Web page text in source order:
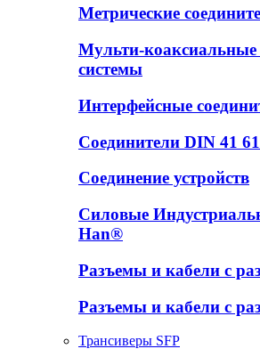
Метрические
Мульти-коаксиальные
системы
Интерфейсные
Соединители DIN 41
Соединение устройств
Силовые
Han®
Разъемы и кабели с
Разъемы и кабели с
Трансиверы SFP